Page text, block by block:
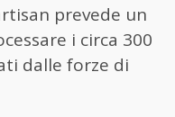
prevede un
i circa 300
dalle forze di